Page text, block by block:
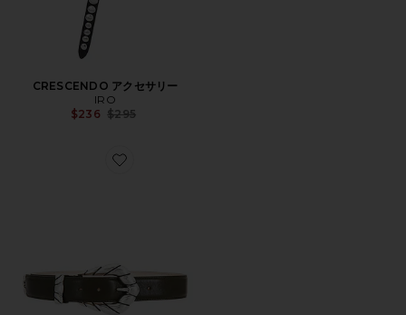
CRESCENDO アクセサリー
IRO
$236 Previous price:
$295
Favorite EMBELLA アクセサリー